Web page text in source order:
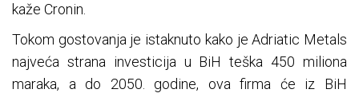
kaže Cronin.
Tokom gostovanja je istaknuto kako je Adriatic Metals
najveća strana investicija u BiH teška 450 miliona
maraka, a do 2050. godine, ova firma će iz BiH